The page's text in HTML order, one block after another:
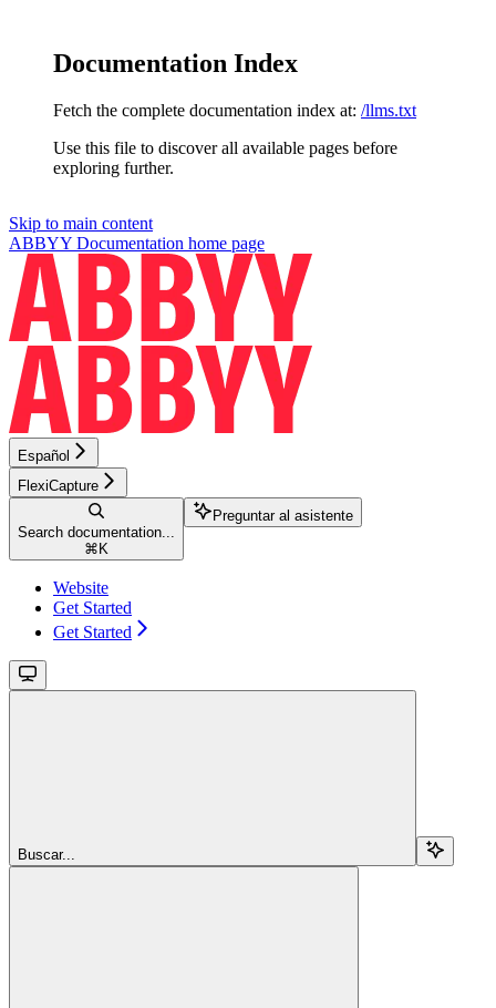
Documentation Index
Fetch the complete documentation index at: /llms.txt
Use this file to discover all available pages before
exploring further.
Skip to main content
ABBYY Documentation home page
Español
FlexiCapture
Search documentation...
⌘ K
Preguntar al asistente
Website
Get Started
Get Started
Buscar...